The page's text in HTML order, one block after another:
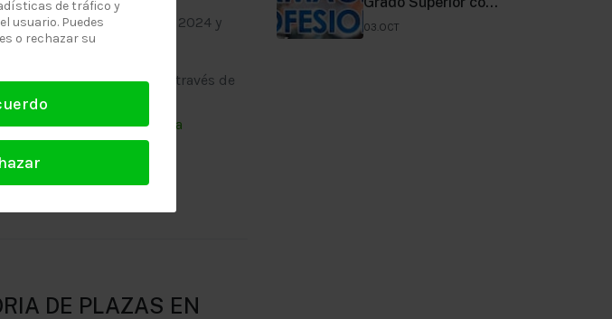
:Entre el6 de junio
de 2024 y
inclusive.
solicitudes se realizará a través de
DE PLAZAS EN
vacantes libres sin
03.OCT
de tráfico y
usuario. Puedes
o rechazar su